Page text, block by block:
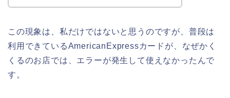
この現象は、私だけではないと思うのですが、普段は
利用できているAmericanExpressカードが、なぜかく
くるのお店では、エラーが発生して使えなかったんで
す。